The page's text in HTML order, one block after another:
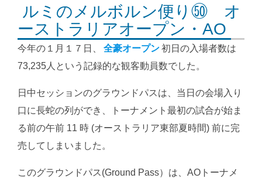
ルミのメルボルン便り㊿ オ
ーストラリアオープン・AO
今年の１月１７日、 全豪オープン初日の入場者数は
73,235人という記録的な観客動員数でした。
日中セッションのグラウンドパスは、当日の会場入り
口に長蛇の列ができ、トーナメント最初の試合が始ま
る前の午前 11 時 (オーストラリア東部夏時間) 前に完
売してしまいました。
このグラウンドパス(Ground Pass）は、AOトーナメ